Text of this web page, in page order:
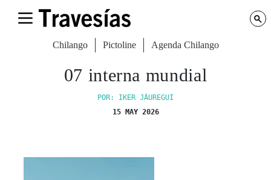
Chilango Pictoline Agenda Chilango
07 interna mundial
POR: IKER JÁUREGUI
15 MAY 2026